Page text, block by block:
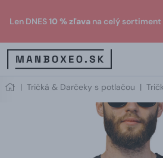
Len DNES10 % zľava na celý sortiment
| Tričká & Darčeky s potlačou |